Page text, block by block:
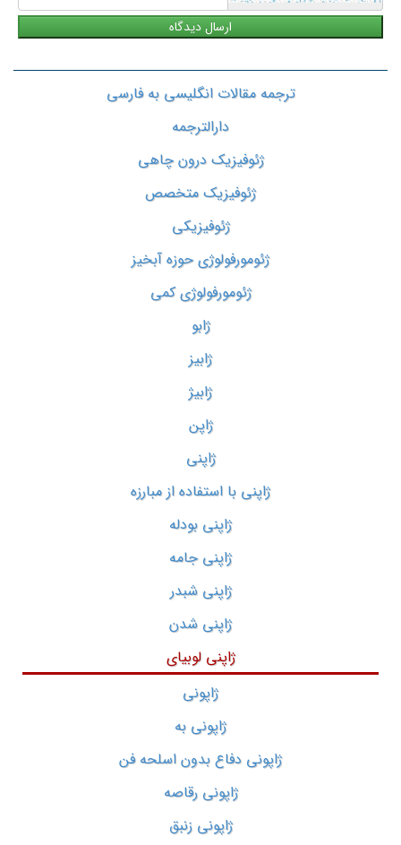
ترجمه مقالات انگلیسی به فارسی
دارالترجمه
ژئوفیزیک درون چاهی
ژئوفیزیک متخصص
ژئوفیزیکی
ژئومورفولوژی حوزه آبخیز
ژئومورفولوژی کمی
ژابو
ژابیز
ژابیژ
ژاپن
ژاپنی
ژاپنی با استفاده از مبارزه
ژاپنی بودله
ژاپنی جامه
ژاپنی شبدر
ژاپنی شدن
ژاپنی لوبیای
ژاپونی
ژاپونی به
ژاپونی دفاع بدون اسلحه فن
ژاپونی رقاصه
ژاپونی زنبق